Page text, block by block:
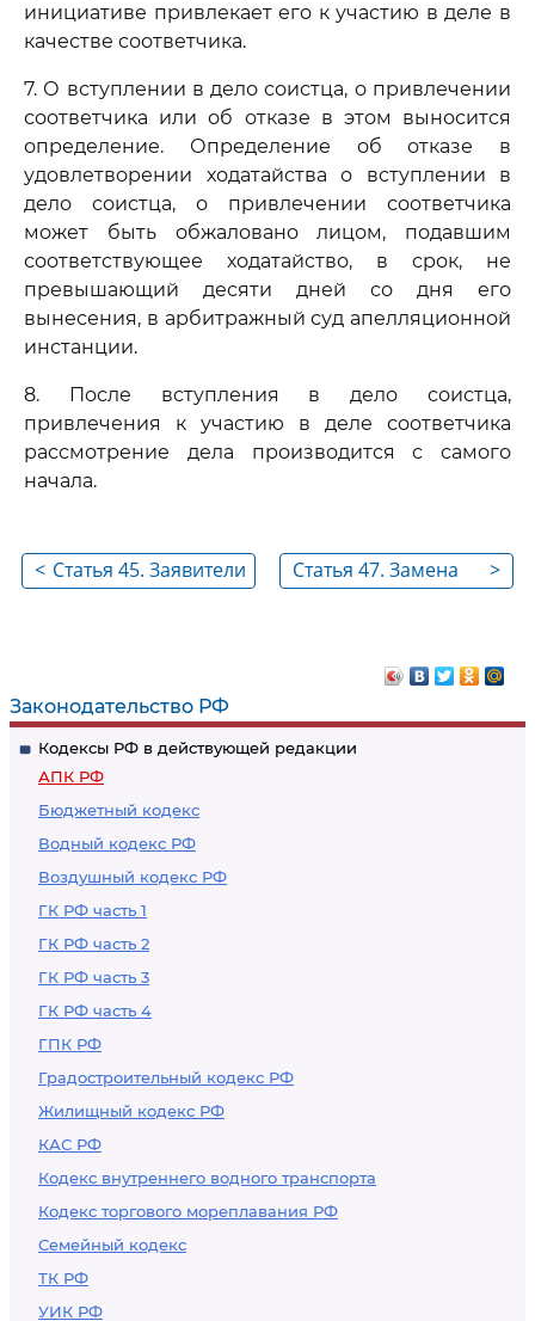
Законодательство РФ
Кодексы РФ в действующей редакции
АПК РФ
Бюджетный кодекс
Водный кодекс РФ
Воздушный кодекс РФ
ГК РФ часть 1
ГК РФ часть 2
ГК РФ часть 3
ГК РФ часть 4
ГПК РФ
Градостроительный кодекс РФ
Жилищный кодекс РФ
КАС РФ
Кодекс внутреннего водного транспорта
Кодекс торгового мореплавания РФ
Семейный кодекс
ТК РФ
УИК РФ
инициативе привлекает его к участию в деле в
качестве соответчика.
7. О вступлении в дело соистца, о привлечении
соответчика или об отказе в этом выносится
определение. Определение об отказе в
удовлетворении ходатайства о вступлении в
дело соистца, о привлечении соответчика
может быть обжаловано лицом, подавшим
соответствующее ходатайство, в срок, не
превышающий десяти дней со дня его
вынесения, в арбитражный суд апелляционной
инстанции.
8. После вступления в дело соистца,
привлечения к участию в деле соответчика
рассмотрение дела производится с самого
начала.
< Статья 45. Заявители >
Статья 47. Замена